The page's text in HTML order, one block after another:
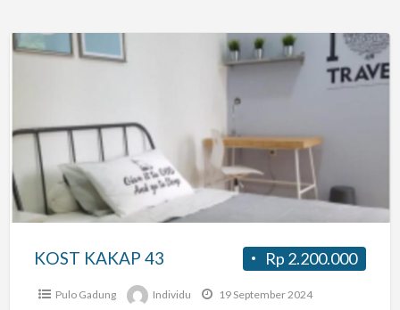
43
Rp 2.200.000
KOST KAKAP 43
Pulo Gadung Individu 19 September 2024